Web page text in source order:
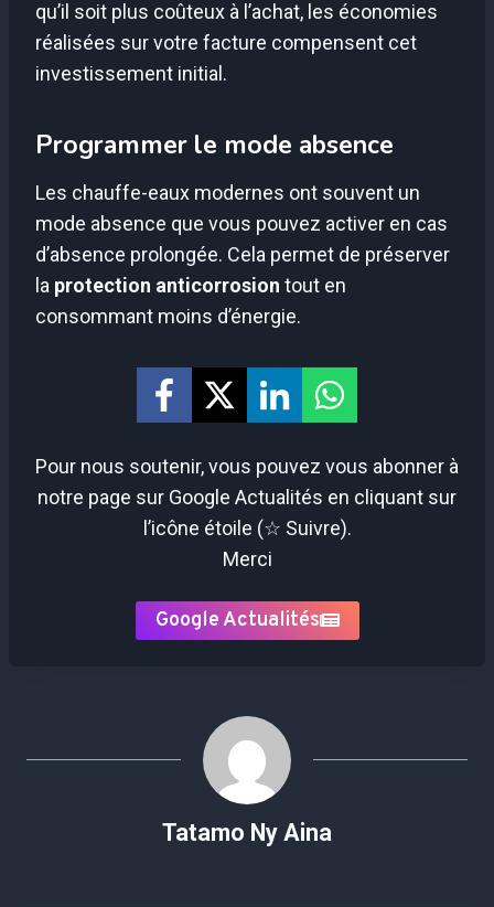
qu’il soit plus coûteux à l’achat, les économies
réalisées sur votre facture compensent cet
investissement initial.
Programmer le mode absence
Les chauffe-eaux modernes ont souvent un
mode absence que vous pouvez activer en cas
d’absence prolongée. Cela permet de préserver
la protection anticorrosion tout en
consommant moins d’énergie.
Pour nous soutenir, vous pouvez vous abonner à
notre page sur Google Actualités en cliquant sur
l’icône étoile (☆ Suivre).
Merci
Google Actualités
Tatamo Ny Aina